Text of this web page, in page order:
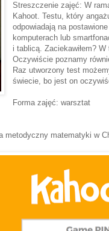
Streszczenie zajęć: W
Kahoot. Testu, który
odpowiadają na
komputerach lub
i tablicą. Zaciekawiłem?
Oczywiście poznamy
Raz utworzony test
świecie, bo jest on
Forma zajęć: warsztat
metodyczny matematyki w